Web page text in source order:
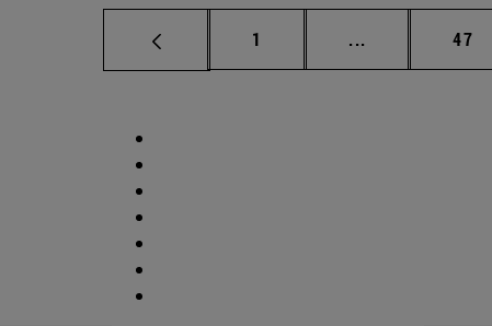
Página
1 ... Páginas 47